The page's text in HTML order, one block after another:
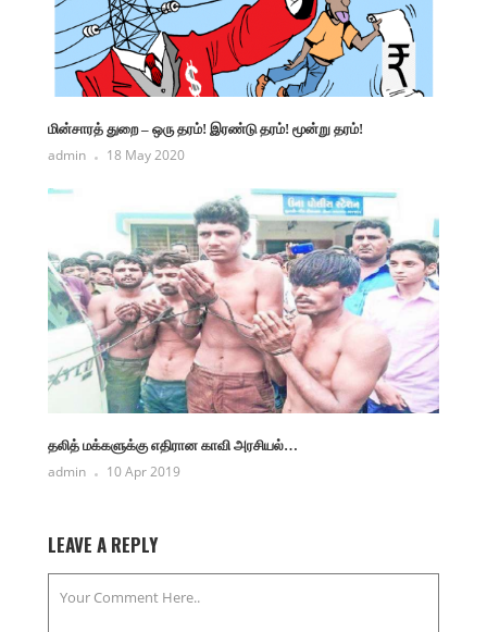
மின்சாரத் துறை – ஒரு தரம்! இரண்டு தரம்! மூன்று தரம்!
admin 18 May 2020
தலித் மக்களுக்கு எதிரான காவி அரசியல்…
admin 10 Apr 2019
LEAVE A REPLY